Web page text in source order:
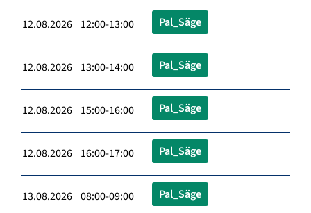
12.08.2026 12:00-13:00 Pal_Säge
12.08.2026 13:00-14:00 Pal_Säge
12.08.2026 15:00-16:00 Pal_Säge
12.08.2026 16:00-17:00 Pal_Säge
13.08.2026 08:00-09:00 Pal_Säge